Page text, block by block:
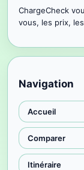
ChargeCheck
vous, les prix,
Navigation
Accueil
Comparer
Itinéraire